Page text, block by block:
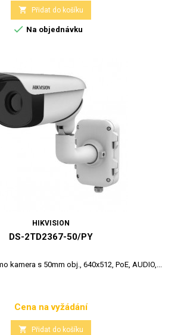
 Přidat do košíku
 Na objednávku
HIKVISION
DS-2TD2367-50/PY
kamera s 50mm obj., 640x512, PoE, AUDIO,...
Cena
Cena na vyžádání
 Přidat do košíku